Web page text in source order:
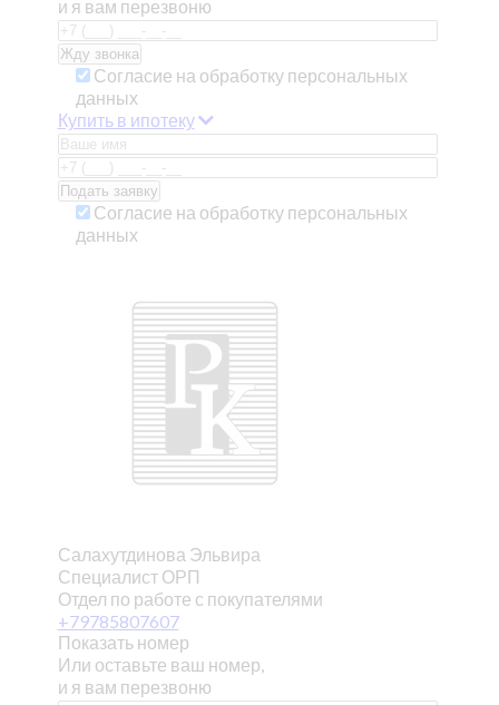
и я вам перезвоню
Согласие на обработку персональных
данных
Купить в ипотеку
Согласие на обработку персональных
данных
Салахутдинова Эльвира
Специалист ОРП
Отдел по работе с покупателями
+79785807607
Показать номер
Или оставьте ваш номер,
и я вам перезвоню